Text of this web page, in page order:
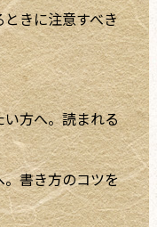
きに注意すべき
方へ。読まれる
書き方のコツを